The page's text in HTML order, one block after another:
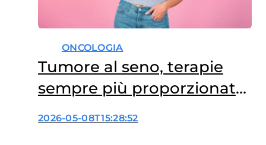
ONCOLOGIA
Tumore al seno, terapie
sempre più proporzionate
al rischio
2026-05-08T15:28:52